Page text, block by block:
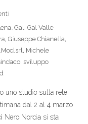
, Gal, Gal Valle
, Giuseppe Chianella,
, Michele
, sviluppo
uno studio sulla rete
dal 2 al 4 marzo
Nero Norcia si sta